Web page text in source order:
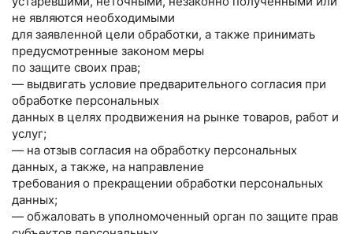
не являются необходимыми
для заявленной цели обработки, а также принимать
предусмотренные законом меры
по защите своих прав;
— выдвигать условие предварительного согласия при
обработке персональных
данных в целях продвижения на рынке товаров, работ и
услуг;
— на отзыв согласия на обработку персональных
данных, а также, на направление
требования о прекращении обработки персональных
данных;
— обжаловать в уполномоченный орган по защите прав